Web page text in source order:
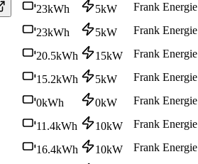
23kWh 5kW Frank Energie
23kWh 5kW Frank Energie
20.5kWh 15kW Frank Energie
15.2kWh 5kW Frank Energie
0kWh 0kW Frank Energie
11.4kWh 10kW Frank Energie
16.4kWh 10kW Frank Energie